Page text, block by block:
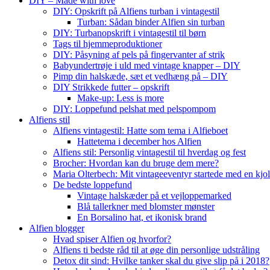
DIY: Opskrift på Alfiens turban i vintagestil
Turban: Sådan binder Alfien sin turban
DIY: Turbanopskrift i vintagestil til børn
Tags til hjemmeproduktioner
DIY: Påsyning af pels på fingervanter af strik
Babyundertrøje i uld med vintage knapper – DIY
Pimp din halskæde, sæt et vedhæng på – DIY
DIY Strikkede futter – opskrift
Make-up: Less is more
DIY: Loppefund pelshat med pelspompom
Alfiens stil
Alfiens vintagestil: Hatte som tema i Alfieboet
Hattetema i december hos Alfien
Alfiens stil: Personlig vintagestil til hverdag og fest
Brocher: Hvordan kan du bruge dem mere?
Maria Olterbech: Mit vintageeventyr startede med en
De bedste loppefund
Vintage halskæder på et vejloppemarked
Blå tallerkner med blomster mønster
En Borsalino hat, et ikonisk brand
Alfien blogger
Hvad spiser Alfien og hvorfor?
Alfiens ti bedste råd til at øge din personlige udstråling
Detox dit sind: Hvilke tanker skal du give slip på i 2018?